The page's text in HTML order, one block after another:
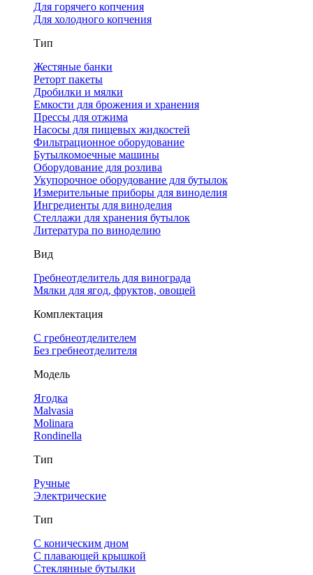
Для горячего копчения
Для холодного копчения
Тип
Жестяные банки
Реторт пакеты
Дробилки и мялки
Емкости для брожения и хранения
Прессы для отжима
Насосы для пищевых жидкостей
Фильтрационное оборудование
Бутылкомоечные машины
Оборудование для розлива
Укупорочное оборудование для бутылок
Измерительные приборы для виноделия
Ингредиенты для виноделия
Стеллажи для хранения бутылок
Литература по виноделию
Вид
Гребнеотделитель для винограда
Мялки для ягод, фруктов, овощей
Комплектация
С гребнеотделителем
Без гребнеотделителя
Модель
Ягодка
Malvasia
Molinara
Rondinella
Тип
Ручные
Электрические
Тип
С коническим дном
С плавающей крышкой
Стеклянные бутылки